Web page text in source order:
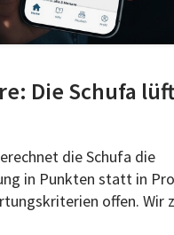
Die Schufa
die Schufa die
in Punkten statt in
offen. Wir